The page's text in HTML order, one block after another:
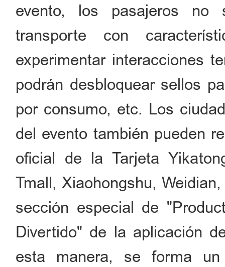
evento, los pasajeros no
transporte con
experimentar interacciones
podrán desbloquear sellos
por consumo, etc. Los
del evento también pueden
oficial de la Tarjeta
Tmall, Xiaohongshu,
sección especial de
Divertido" de la aplicación
esta manera, se forma